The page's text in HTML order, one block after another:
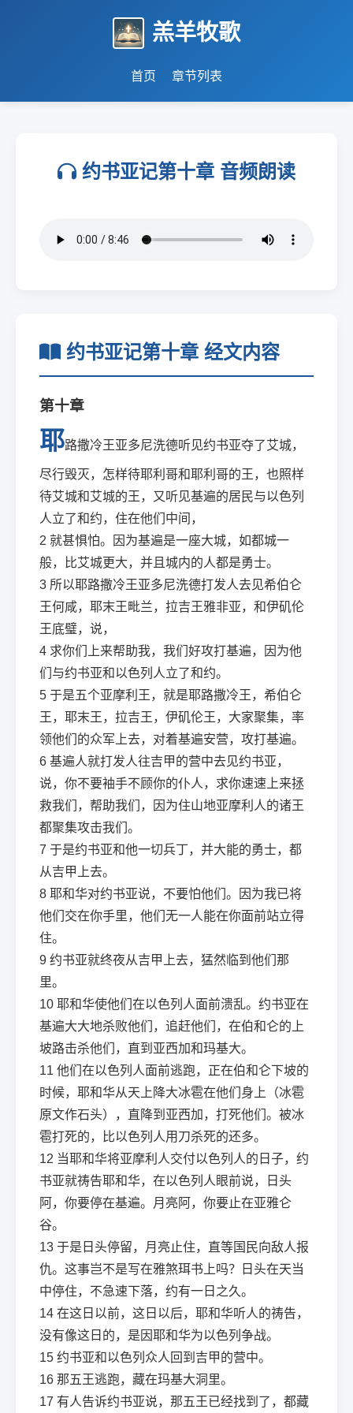
羔羊牧歌
首页 章节列表
约书亚记第十章 音频朗读
约书亚记第十章 经文内容
第十章
耶路撒冷王亚多尼洗德听见约书亚夺了艾城，
尽行毁灭，怎样待耶利哥和耶利哥的王，也照样
待艾城和艾城的王，又听见基遍的居民与以色列
人立了和约，住在他们中间，
2 就甚惧怕。因为基遍是一座大城，如都城一
般，比艾城更大，并且城内的人都是勇士。
3 所以耶路撒冷王亚多尼洗德打发人去见希伯仑
王何咸，耶末王毗兰，拉吉王雅非亚，和伊矶伦
王底璧，说，
4 求你们上来帮助我，我们好攻打基遍，因为他
们与约书亚和以色列人立了和约。
5 于是五个亚摩利王，就是耶路撒冷王，希伯仑
王，耶末王，拉吉王，伊矶伦王，大家聚集，率
领他们的众军上去，对着基遍安营，攻打基遍。
6 基遍人就打发人往吉甲的营中去见约书亚，
说，你不要袖手不顾你的仆人，求你速速上来拯
救我们，帮助我们，因为住山地亚摩利人的诸王
都聚集攻击我们。
7 于是约书亚和他一切兵丁，并大能的勇士，都
从吉甲上去。
8 耶和华对约书亚说，不要怕他们。因为我已将
他们交在你手里，他们无一人能在你面前站立得
住。
9 约书亚就终夜从吉甲上去，猛然临到他们那
里。
10 耶和华使他们在以色列人面前溃乱。约书亚在
基遍大大地杀败他们，追赶他们，在伯和仑的上
坡路击杀他们，直到亚西加和玛基大。
11 他们在以色列人面前逃跑，正在伯和仑下坡的
时候，耶和华从天上降大冰雹在他们身上（冰雹
原文作石头），直降到亚西加，打死他们。被冰
雹打死的，比以色列人用刀杀死的还多。
12 当耶和华将亚摩利人交付以色列人的日子，约
书亚就祷告耶和华，在以色列人眼前说，日头
阿，你要停在基遍。月亮阿，你要止在亚雅仑
谷。
13 于是日头停留，月亮止住，直等国民向敌人报
仇。这事岂不是写在雅煞珥书上吗？日头在天当
中停住，不急速下落，约有一日之久。
14 在这日以前，这日以后，耶和华听人的祷告，
没有像这日的，是因耶和华为以色列争战。
15 约书亚和以色列众人回到吉甲的营中。
16 那五王逃跑，藏在玛基大洞里。
17 有人告诉约书亚说，那五王已经找到了，都藏